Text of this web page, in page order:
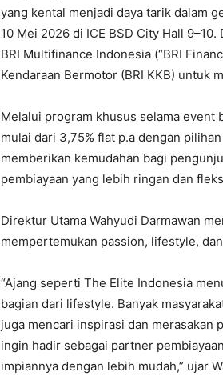
yang kental menjadi daya tarik dalam
10 Mei 2026 di ICE BSD City Hall
BRI Multifinance Indonesia (“BRI
Kendaraan Bermotor (BRI KKB) untuk
Melalui program khusus selama event
mulai dari 3,75% flat p.a dengan
memberikan kemudahan bagi
pembiayaan yang lebih ringan dan
Direktur Utama Wahyudi Darmawan
mempertemukan passion, lifestyle,
“Ajang seperti The Elite Indonesia
bagian dari lifestyle. Banyak
juga mencari inspirasi dan merasakan
ingin hadir sebagai partner
impiannya dengan lebih mudah,” ujar